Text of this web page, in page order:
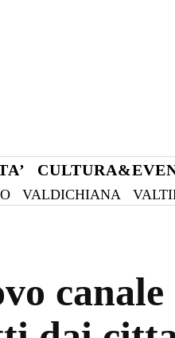
VALDICHIANA